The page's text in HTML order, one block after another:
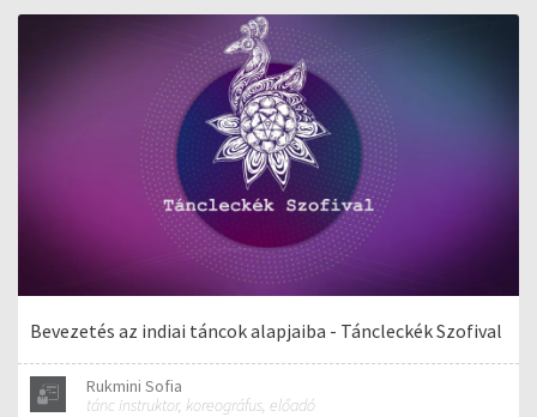
Bevezetés az indiai táncok alapjaiba - Táncleckék Szofival
Rukmini Sofia
tánc instruktor, koreográfus, előadó